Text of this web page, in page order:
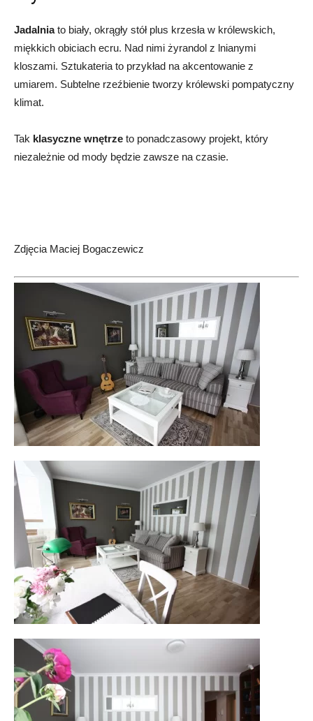
Jadalniato biały, okrągły stół plus krzesła w królewskich,
miękkich obiciach ecru. Nad nimi żyrandol z lnianymi
kloszami. Sztukateria to przykład na akcentowanie z
umiarem. Subtelne rzeźbienie tworzy królewski pompatyczny
klimat.
Tak klasyczne wnętrze to ponadczasowy projekt, który
niezależnie od mody będzie zawsze na czasie.
Zdjęcia Maciej Bogaczewicz